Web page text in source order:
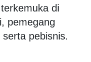
di
pemegang
pebisnis.